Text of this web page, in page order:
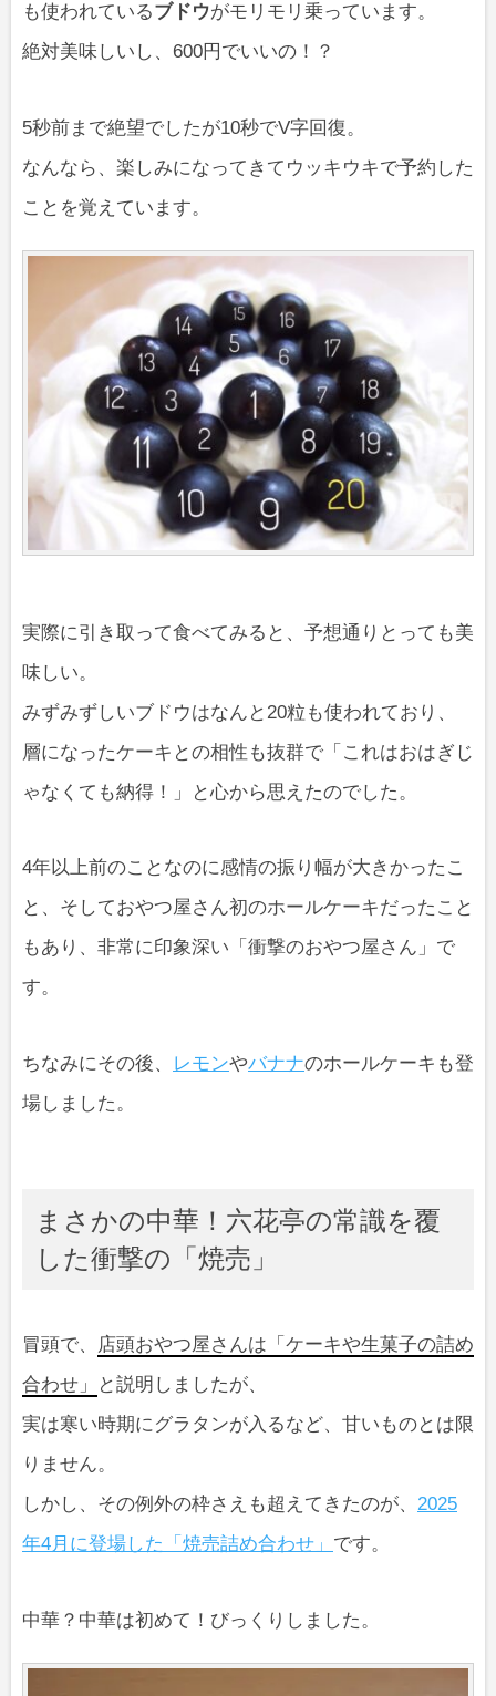
も使われているブドウがモリモリ乗っています。
絶対美味しいし、600円でいいの！？
5秒前まで絶望でしたが10秒でV字回復。
なんなら、楽しみになってきてウッキウキで予約した
ことを覚えています。
実際に引き取って食べてみると、予想通りとっても美
味しい。
みずみずしいブドウはなんと20粒も使われており、
層になったケーキとの相性も抜群で「これはおはぎじ
ゃなくても納得！」と心から思えたのでした。
4年以上前のことなのに感情の振り幅が大きかったこ
と、そしておやつ屋さん初のホールケーキだったこと
もあり、非常に印象深い「衝撃のおやつ屋さん」で
す。
ちなみにその後、 レモンやバナナのホールケーキも登
場しました。
まさかの中華！六花亭の常識を覆
した衝撃の「焼売」
冒頭で、
店頭おやつ屋さんは「ケーキや生菓子の詰め
合わせ」
と説明しましたが、
実は寒い時期にグラタンが入るなど、甘いものとは限
りません。
しかし、その例外の枠さえも超えてきたのが、 2025
年4月に登場した「焼売詰め合わせ」 です。
中華？中華は初めて！びっくりしました。